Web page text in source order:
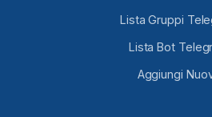
Lista Gruppi
Lista Bot
Aggiungi